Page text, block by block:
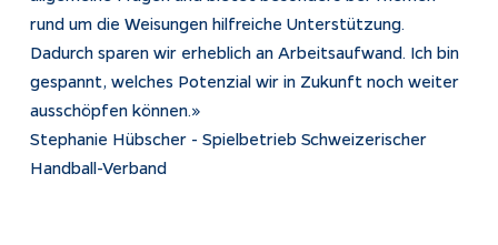
rund um die Weisungen hilfreiche Unterstützung.
Dadurch sparen wir erheblich an Arbeitsaufwand. Ich bin
gespannt, welches Potenzial wir in Zukunft noch weiter
ausschöpfen können.»
Stephanie Hübscher - Spielbetrieb Schweizerischer
Handball-Verband